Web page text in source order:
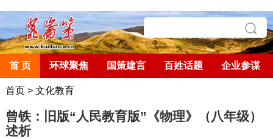
首 页 环球聚焦 国策建言 百姓话题 企业参谋
首页> 文化教育
曾铁：旧版“人民教育版”《物理》（八年级）
述析